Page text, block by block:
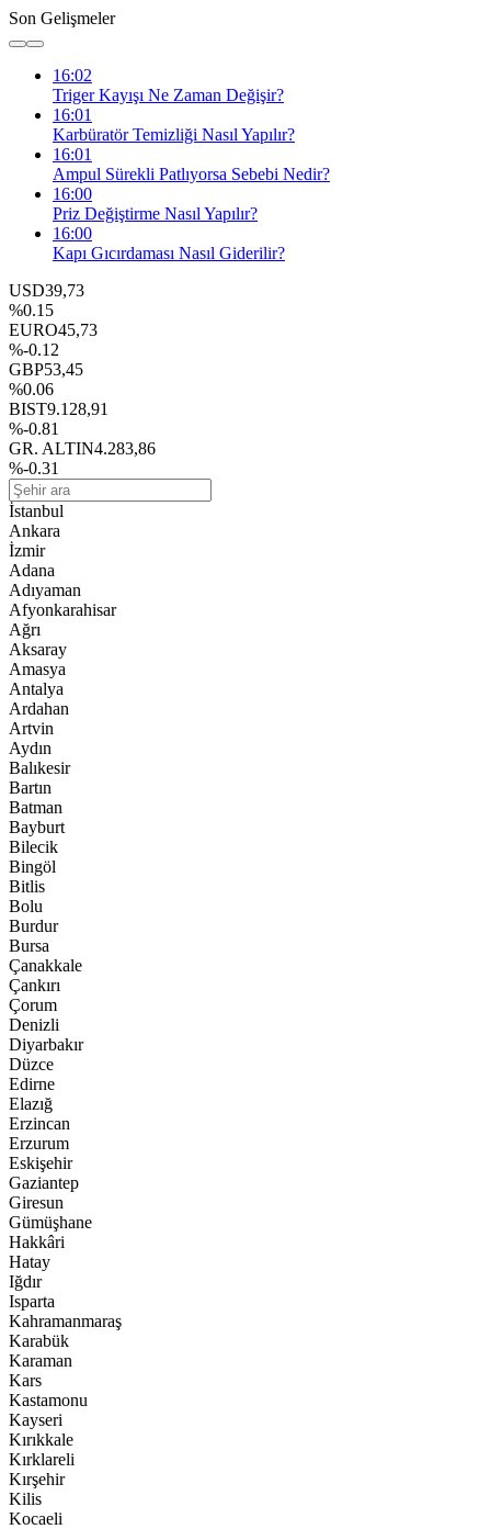
Son Gelişmeler
16:02
Triger Kayışı Ne Zaman Değişir?
16:01
Karbüratör Temizliği Nasıl Yapılır?
16:01
Ampul Sürekli Patlıyorsa Sebebi Nedir?
16:00
Priz Değiştirme Nasıl Yapılır?
16:00
Kapı Gıcırdaması Nasıl Giderilir?
USD39,73
%0.15
EURO45,73
%-0.12
GBP53,45
%0.06
BIST9.128,91
%-0.81
GR. ALTIN4.283,86
%-0.31
İstanbul
Ankara
İzmir
Adana
Adıyaman
Afyonkarahisar
Ağrı
Aksaray
Amasya
Antalya
Ardahan
Artvin
Aydın
Balıkesir
Bartın
Batman
Bayburt
Bilecik
Bingöl
Bitlis
Bolu
Burdur
Bursa
Çanakkale
Çankırı
Çorum
Denizli
Diyarbakır
Düzce
Edirne
Elazığ
Erzincan
Erzurum
Eskişehir
Gaziantep
Giresun
Gümüşhane
Hakkâri
Hatay
Iğdır
Isparta
Kahramanmaraş
Karabük
Karaman
Kars
Kastamonu
Kayseri
Kırıkkale
Kırklareli
Kırşehir
Kilis
Kocaeli